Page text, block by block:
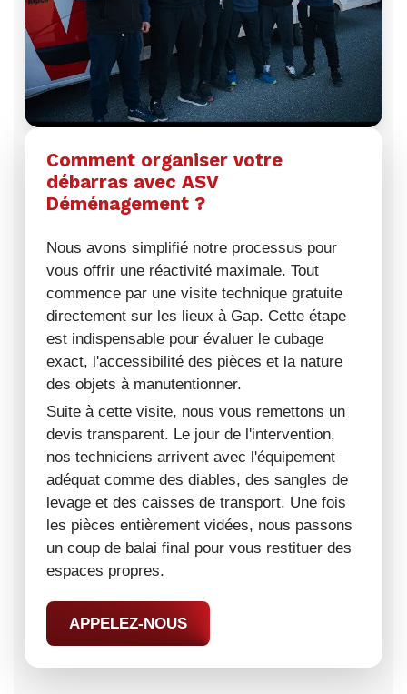
Comment organiser votre
débarras avec ASV
Déménagement ?
Nous avons simplifié notre processus pour
vous offrir une réactivité maximale. Tout
commence par une visite technique gratuite
directement sur les lieux à Gap. Cette étape
est indispensable pour évaluer le cubage
exact, l'accessibilité des pièces et la nature
des objets à manutentionner.
Suite à cette visite, nous vous remettons un
devis transparent. Le jour de l'intervention,
nos techniciens arrivent avec l'équipement
adéquat comme des diables, des sangles de
levage et des caisses de transport. Une fois
les pièces entièrement vidées, nous passons
un coup de balai final pour vous restituer des
espaces propres.
APPELEZ-NOUS